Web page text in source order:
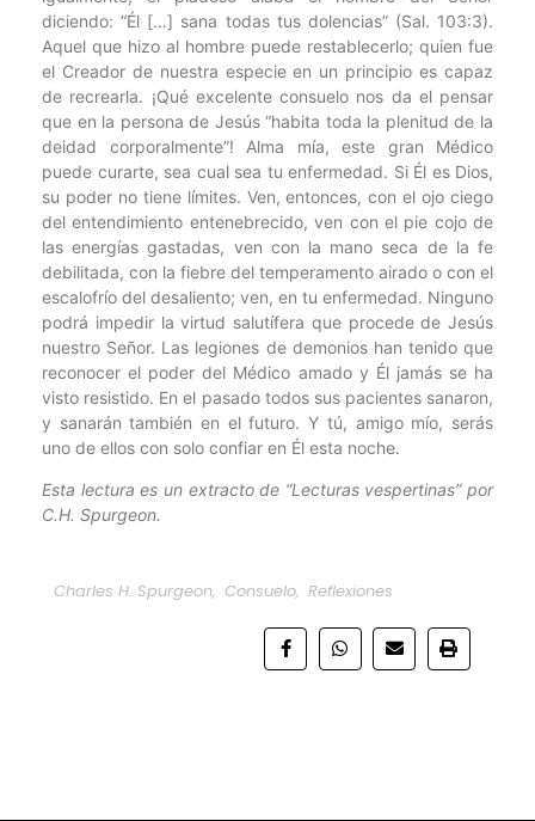
diciendo: “Él […] sana todas tus dolencias” (Sal. 103:3).
Aquel que hizo al hombre puede restablecerlo; quien fue
el Creador de nuestra especie en un principio es capaz
de recrearla. ¡Qué excelente consuelo nos da el pensar
que en la persona de Jesús “habita toda la plenitud de la
deidad corporalmente”! Alma mía, este gran Médico
puede curarte, sea cual sea tu enfermedad. Si Él es Dios,
su poder no tiene límites. Ven, entonces, con el ojo ciego
del entendimiento entenebrecido, ven con el pie cojo de
las energías gastadas, ven con la mano seca de la fe
debilitada, con la fiebre del temperamento airado o con el
escalofrío del desaliento; ven, en tu enfermedad. Ninguno
podrá impedir la virtud salutífera que procede de Jesús
nuestro Señor. Las legiones de demonios han tenido que
reconocer el poder del Médico amado y Él jamás se ha
visto resistido. En el pasado todos sus pacientes sanaron,
y sanarán también en el futuro. Y tú, amigo mío, serás
uno de ellos con solo confiar en Él esta noche.
Esta lectura es un extracto de “Lecturas vespertinas” por
C.H. Spurgeon.
Charles H. Spurgeon, Consuelo, Reflexiones